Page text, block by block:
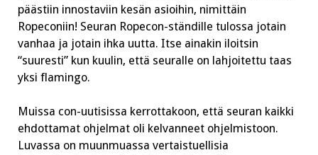
päästiin innostaviin kesän asioihin, nimittäin
Ropeconiin! Seuran Ropecon-ständille tulossa jotain
vanhaa ja jotain ihka uutta. Itse ainakin iloitsin
“suuresti” kun kuulin, että seuralle on lahjoitettu taas
yksi flamingo.
Muissa con-uutisissa kerrottakoon, että seuran kaikki
ehdottamat ohjelmat oli kelvanneet ohjelmistoon.
Luvassa on muunmuassa vertaistuellisia